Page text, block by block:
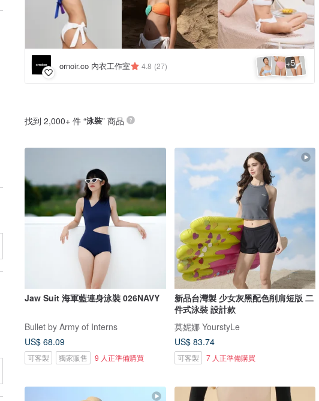
ornoir.co 內衣工作室 4.8 (27) +5
找到 2,000+ 件 “泳裝” 商品
Jaw Suit 海軍藍連身泳裝 026NAVY
Bullet by Army of Interns
US$ 68.09
可客製 獨家販售 9 人正準備購買
新品台灣製 少女灰黑配色削肩短版 二
件式泳裝 設計款
莫妮娜 YourstyLe
US$ 83.74
可客製 7 人正準備購買